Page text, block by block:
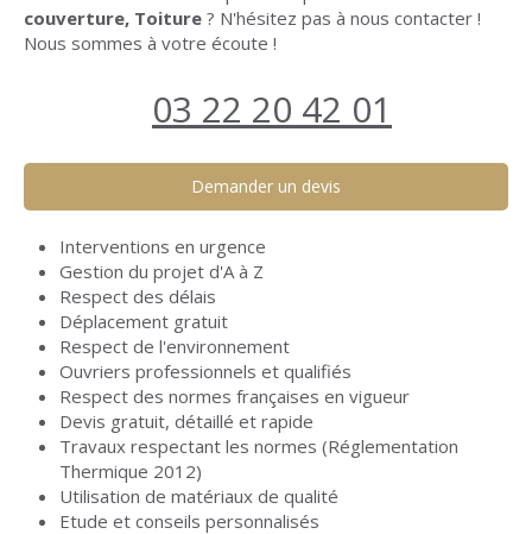
couverture, Toiture ? N'hésitez pas à nous contacter !
Nous sommes à votre écoute !
03 22 20 42 01
Demander un devis
Interventions en urgence
Gestion du projet d'A à Z
Respect des délais
Déplacement gratuit
Respect de l'environnement
Ouvriers professionnels et qualifiés
Respect des normes françaises en vigueur
Devis gratuit, détaillé et rapide
Travaux respectant les normes (Réglementation
Thermique 2012)
Utilisation de matériaux de qualité
Etude et conseils personnalisés